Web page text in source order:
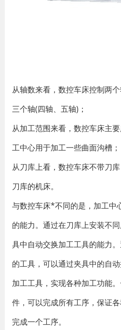
从轴数来看，数控车床控制两
三个轴(四轴、五轴)；
从加工范围来看，数控车床主
工中心用于加工一些曲面沟槽；
从刀库上看，数控车床不带刀
刀库的机床。
与数控车床*不同的是，加工中
的能力。通过在刀库上安装不
具中自动交换加工工具的能力
的工具，可以通过夹具中的自
加工工具，实现各种加工功能
件，可以完成所有工序，保证
完成一个工序。